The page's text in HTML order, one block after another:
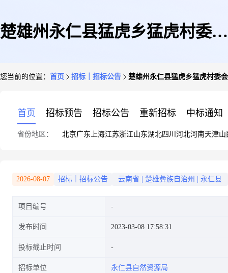
楚雄州永仁县猛虎乡猛虎村委会
造)项目采购工程监理服务
您当前的位置： 首页 招标｜招标公告 楚雄州永仁县猛虎乡猛虎村委
首页 招标预告 招标公告 重新招标 中标通知
省份地区： 北京广东 上海江苏浙江山东湖北四川 河北河南天津山
2026-08-07 招标｜招标公告 云南省 楚雄彝族自治州 永仁县
项目编号
发布时间 2023-03-08 17:58:31
投标截止时间
招标单位 永仁县自然资源局